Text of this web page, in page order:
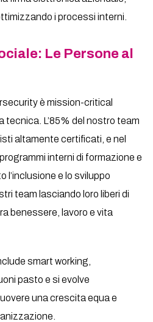
i processi interni.
Le Persone al
è mission-critical
L’85% del nostro team
altamente certificati, e nel
interni di formazione e
l’inclusione e lo sviluppo
team lasciando loro liberi di
benessere, lavoro e vita
smart working,
pasto e si evolve
una crescita equa e